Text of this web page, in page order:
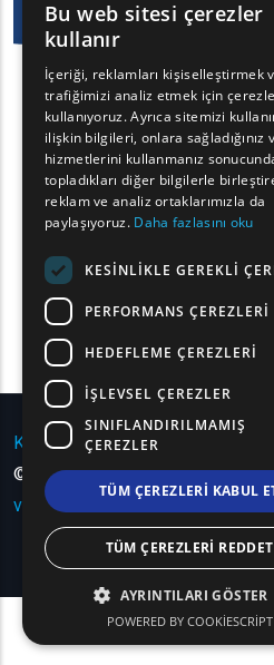
Kullanım Koşulları | Gizlilik
© Telif Hakkı 2024 - Tüm Hakları
ve Trakya Bölgesi
youtube linkfacebook link
Bu web sitesi çerezler
kullanır
İçeriği, reklamları kişiselleştirmek
trafiğimizi analiz etmek için
kullanıyoruz. Ayrıca sitemizi
ilişkin bilgileri, onlara sağladığınız
hizmetlerini kullanmanız
topladıkları diğer bilgilerle
reklam ve analiz ortaklarımızla da
paylaşıyoruz. Daha fazlasını oku
KESINLIKLE GEREKLI
PERFORMANS ÇEREZLERI
HEDEFLEME ÇEREZLERI
İŞLEVSEL ÇEREZLER
SINIFLANDIRILMAMIŞ
ÇEREZLER
TÜM ÇEREZLERI KABUL
TÜM ÇEREZLERI REDDET
AYRINTILARI GÖSTER
POWERED BY COOKIESCRIPT